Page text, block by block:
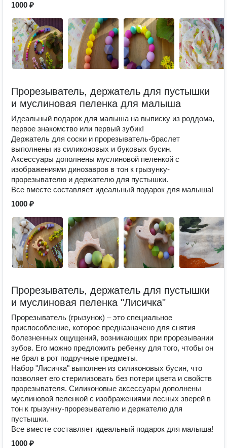
1000 ₽
Прорезыватель, держатель для пустышки
и муслиновая пеленка для малыша
Идеальный подарок для малыша на выписку из роддома,
первое знакомство или первый зубик!
Держатель для соски и прорезыватель-браслет
выполнены из силиконовых и буковых бусин.
Аксессуары дополнены муслиновой пеленкой с
изображениями динозавров в тон к грызунку-
прорезывателю и держателю для пустышки.
Все вместе составляет идеальный подарок для малыша!
1000 ₽
Прорезыватель, держатель для пустышки
и муслиновая пеленка "Лисичка"
Прорезыватель (грызунок) – это специальное
приспособление, которое предназначено для снятия
болезненных ощущений, возникающих при прорезывании
зубов. Его можно предложить ребенку для того, чтобы он
не брал в рот подручные предметы.
Набор "Лисичка" выполнен из силиконовых бусин, что
позволяет его стерилизовать без потери цвета и свойств
прорезывателя. Силиконовые аксессуары дополнены
муслиновой пеленкой с изображениями лесных зверей в
тон к грызунку-прорезывателю и держателю для
пустышки.
Все вместе составляет идеальный подарок для малыша!
1000 ₽